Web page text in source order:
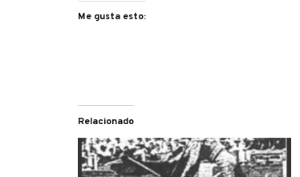
Me gusta esto:
Relacionado